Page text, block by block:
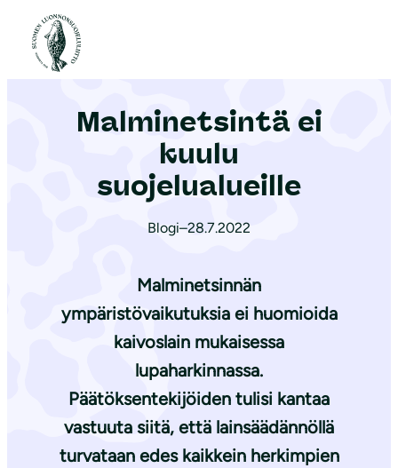
Etusivu
Malminetsintä ei
kuulu
suojelualueille
Blogi–28.7.2022
Malminetsinnän
ympäristövaikutuksia ei huomioida
kaivoslain mukaisessa
lupaharkinnassa.
Päätöksentekijöiden tulisi kantaa
vastuuta siitä, että lainsäädännöllä
turvataan edes kaikkein herkimpien